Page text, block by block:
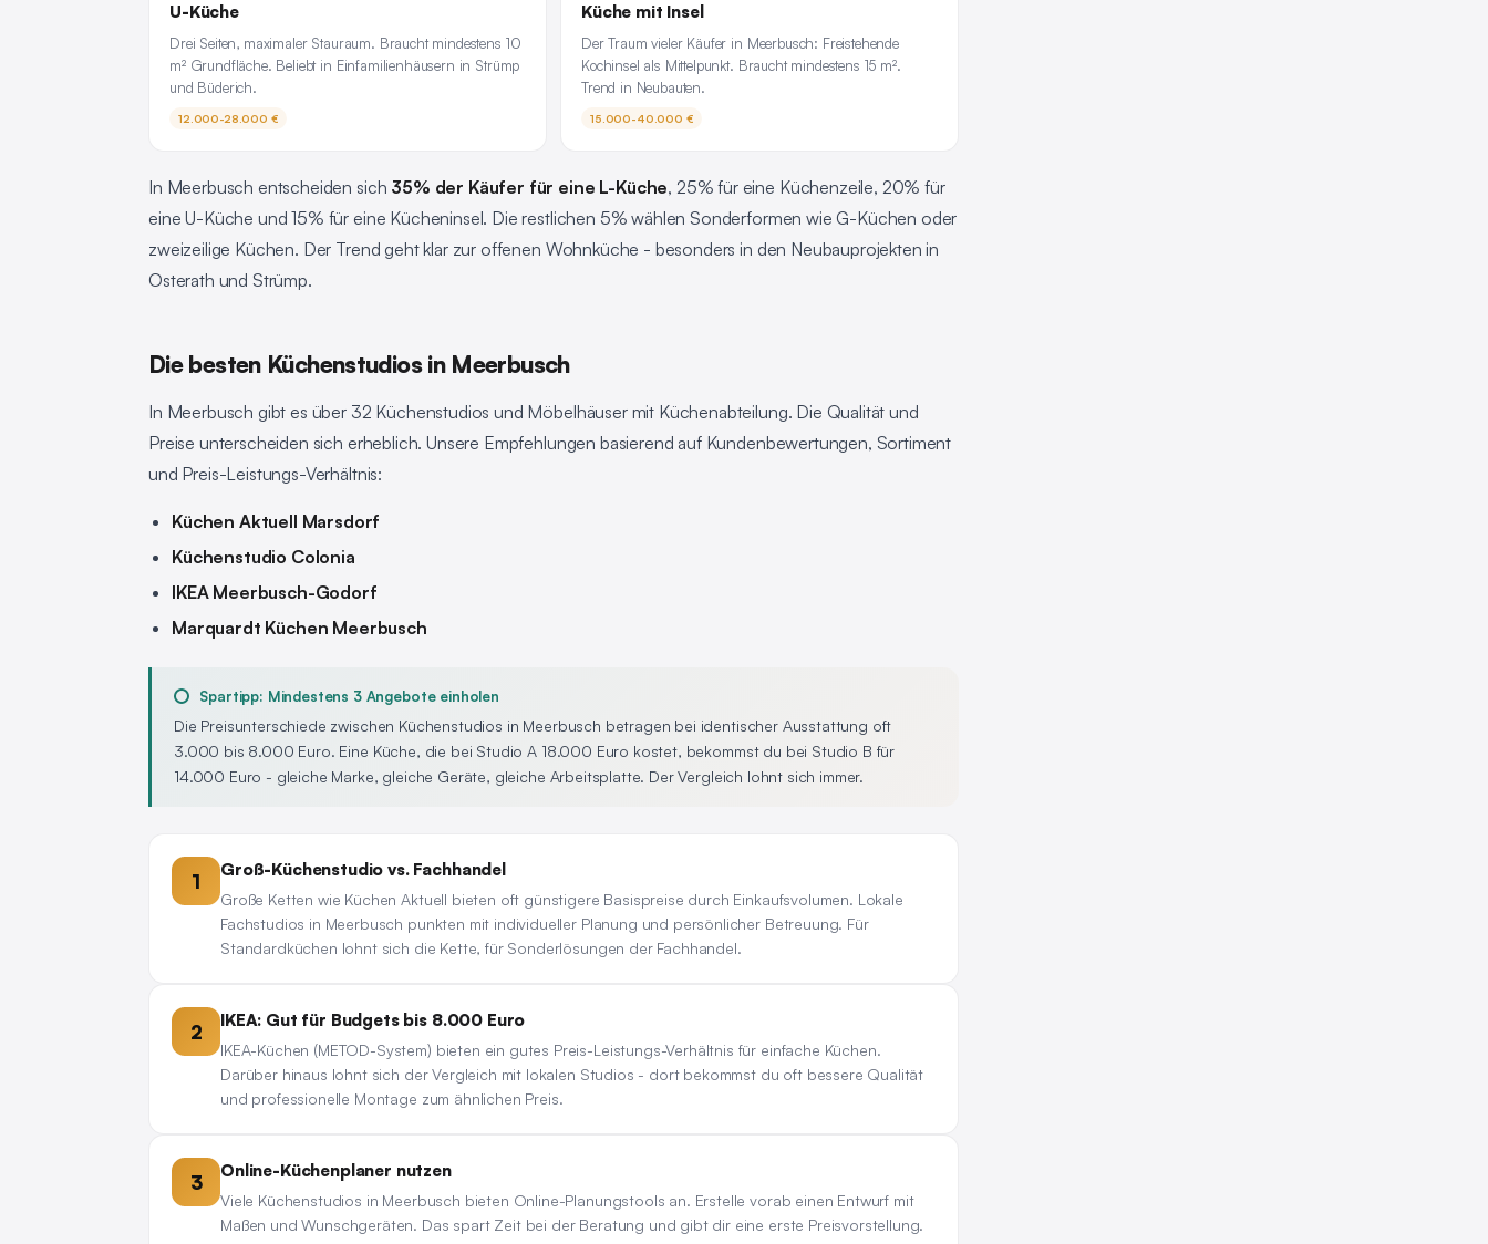
U-Küche
Drei Seiten, maximaler Stauraum. Braucht mindestens 10
m² Grundfläche. Beliebt in Einfamilienhäusern in Strümp
und Büderich.
12.000-28.000 €
Küche mit Insel
Der Traum vieler Käufer in Meerbusch: Freistehende
Kochinsel als Mittelpunkt. Braucht mindestens 15 m².
Trend in Neubauten.
15.000-40.000 €
In Meerbusch entscheiden sich 35% der Käufer für eine L-Küche, 25% für eine Küchenzeile, 20% für
eine U-Küche und 15% für eine Kücheninsel. Die restlichen 5% wählen Sonderformen wie G-Küchen oder
zweizeilige Küchen. Der Trend geht klar zur offenen Wohnküche - besonders in den Neubauprojekten in
Osterath und Strümp.
Die besten Küchenstudios in Meerbusch
In Meerbusch gibt es über 32 Küchenstudios und Möbelhäuser mit Küchenabteilung. Die Qualität und
Preise unterscheiden sich erheblich. Unsere Empfehlungen basierend auf Kundenbewertungen, Sortiment
und Preis-Leistungs-Verhältnis:
Küchen Aktuell Marsdorf
Küchenstudio Colonia
IKEA Meerbusch-Godorf
Marquardt Küchen Meerbusch
Spartipp: Mindestens 3 Angebote einholen
Die Preisunterschiede zwischen Küchenstudios in Meerbusch betragen bei identischer Ausstattung oft
3.000 bis 8.000 Euro. Eine Küche, die bei Studio A 18.000 Euro kostet, bekommst du bei Studio B für
14.000 Euro - gleiche Marke, gleiche Geräte, gleiche Arbeitsplatte. Der Vergleich lohnt sich immer.
1 Groß-Küchenstudio vs. Fachhandel
Große Ketten wie Küchen Aktuell bieten oft günstigere Basispreise durch Einkaufsvolumen. Lokale
Fachstudios in Meerbusch punkten mit individueller Planung und persönlicher Betreuung. Für
Standardküchen lohnt sich die Kette, für Sonderlösungen der Fachhandel.
2 IKEA: Gut für Budgets bis 8.000 Euro
IKEA-Küchen (METOD-System) bieten ein gutes Preis-Leistungs-Verhältnis für einfache Küchen.
Darüber hinaus lohnt sich der Vergleich mit lokalen Studios - dort bekommst du oft bessere Qualität
und professionelle Montage zum ähnlichen Preis.
3 Online-Küchenplaner nutzen
Viele Küchenstudios in Meerbusch bieten Online-Planungstools an. Erstelle vorab einen Entwurf mit
Maßen und Wunschgeräten. Das spart Zeit bei der Beratung und gibt dir eine erste Preisvorstellung.